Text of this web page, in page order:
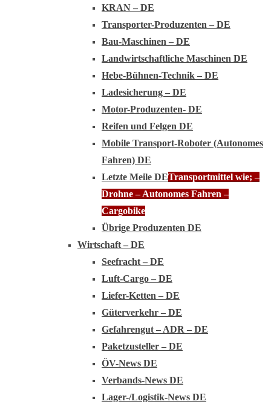
KRAN – DE
Transporter-Produzenten – DE
Bau-Maschinen – DE
Landwirtschaftliche Maschinen DE
Hebe-Bühnen-Technik – DE
Ladesicherung – DE
Motor-Produzenten- DE
Reifen und Felgen DE
Mobile Transport-Roboter (Autonomes
Fahren) DE
Letzte Meile DETransportmittel wie; –
Drohne – Autonomes Fahren –
Cargobike
Übrige Produzenten DE
Wirtschaft – DE
Seefracht – DE
Luft-Cargo – DE
Liefer-Ketten – DE
Güterverkehr – DE
Gefahrengut – ADR – DE
Paketzusteller – DE
ÖV-News DE
Verbands-News DE
Lager-/Logistik-News DE